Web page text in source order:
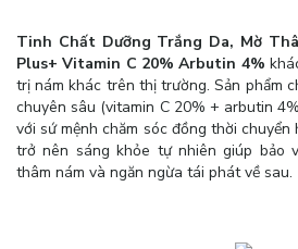
Tinh Chất Dưỡng Trắng Da, Mờ
Plus+ Vitamin C 20% Arbutin 4%
trị nám khác trên thị trường. Sản phẩm
chuyên sâu (vitamin C 20% + arbutin
với sứ mệnh chăm sóc đồng thời chuyển
trở nên sáng khỏe tự nhiên giúp bảo
thâm nám và ngăn ngừa tái phát về sau.